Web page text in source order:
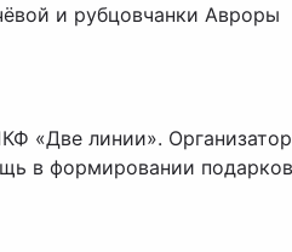
и рубцовчанки Авроры
«Две линии».
в формировании